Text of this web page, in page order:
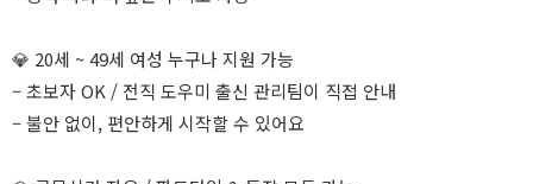
💎 20세 ~ 49세 여성 누구나 지원 가능
– 초보자 OK / 전직 도우미 출신 관리팀이 직접 안내
– 불안 없이, 편안하게 시작할 수 있어요